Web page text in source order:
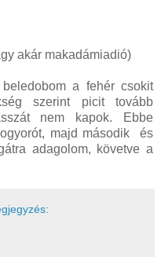
akár makadámiadió)
a fehér csokit
szerint picit tovább
nem kapok. Ebbe
majd második és
adagolom, követve a